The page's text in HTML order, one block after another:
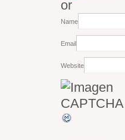
or
Name
Email
Website